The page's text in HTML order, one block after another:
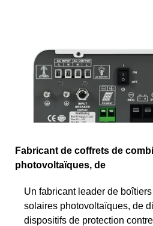
Fabricant de coffrets de
photovoltaïques, de
Un fabricant leader de
solaires photovoltaïques, de
dispositifs de protection